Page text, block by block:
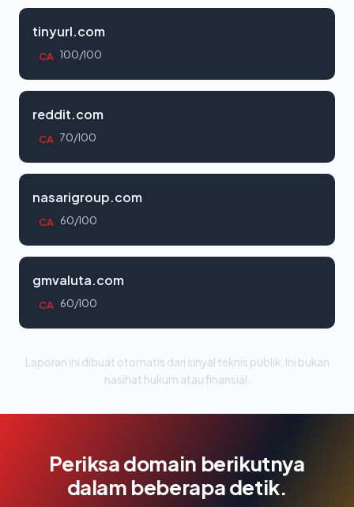
tinyurl.com
CA 100/100
reddit.com
CA 70/100
nasarigroup.com
CA 60/100
gmvaluta.com
CA 60/100
Laporan ini dibuat otomatis dari sinyal teknis publik. Ini bukan
nasihat hukum atau finansial.
Periksa domain berikutnya
dalam beberapa detik.